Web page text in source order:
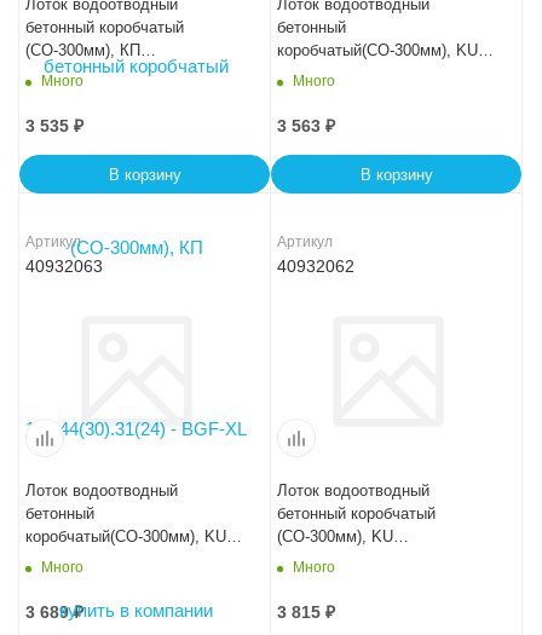
Лоток водоотводный
бетонный коробчатый
(СО-300мм), КП
100.44(30).31(24) - BGF-XL
Много
3 535 ₽
В корзину
Лоток водоотводный
бетонный
коробчатый(СО-300мм), KU
100.44(30).24(17,5) - BGU, №
Много
3 563 ₽
В корзину
Артикул
40932063
Лоток водоотводный
бетонный
коробчатый(СО-300мм), KU
100.44(30).26,5(20) - BGU, №
Много
3 689₽
Артикул
40932062
Лоток водоотводный
бетонный коробчатый
(СО-300мм), KU
100.44(30).29(22,5) - BGU, №
Много
3 815 ₽